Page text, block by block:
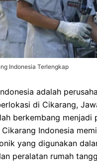
Indonesia Terlengkap
adalah
di Cikarang,
berkembang
Cikarang Indonesia
yang digunakan
peralatan rumah